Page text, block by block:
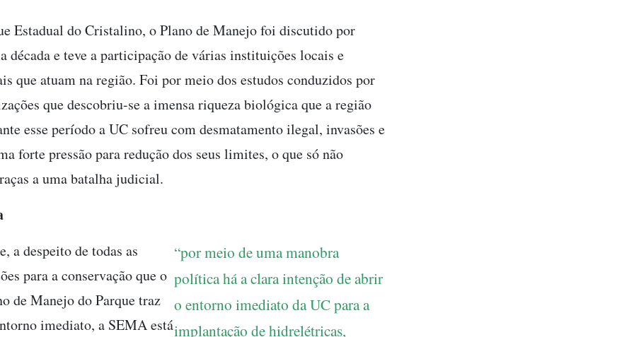
Estadual do Cristalino, o Plano de Manejo foi discutido por
década e teve a participação de várias instituições locais e
que atuam na região. Foi por meio dos estudos conduzidos por
que descobriu-se a imensa riqueza biológica que a região
esse período a UC sofreu com desmatamento ilegal, invasões e
forte pressão para redução dos seus limites, o que só não
a uma batalha judicial.
“por meio de uma manobra
política há a clara intenção de abrir
o entorno imediato da UC para a
implantação de hidrelétricas,
a despeito de todas as
para a conservação que o
de Manejo do Parque traz
imediato, a SEMA está